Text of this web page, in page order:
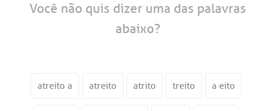
Você não quis dizer uma das palavras
abaixo?
atreito a atreito atrito treito a eito